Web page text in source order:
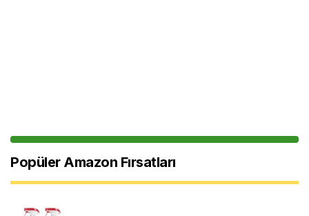
Popüler Amazon Fırsatları